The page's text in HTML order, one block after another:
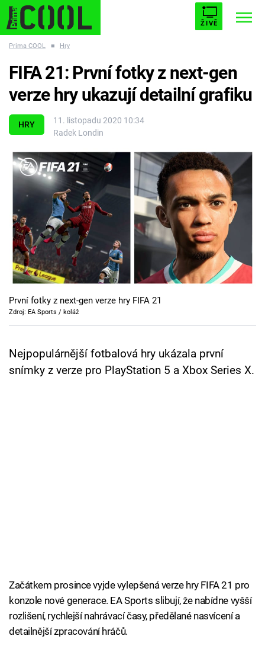
ŽIVĚ
ESCAPE PLNEJ KOTEL AVENGERS 5
Témata
Filmy
Seriály
Hry
Cool Esport
Pořady
Sledujte prima+
Prima COOL ■ Hry
HRY
11. listopadu 2020 10:34
Radek Londin
FIFA 21: První fotky z next-gen
verze hry ukazují detailní grafiku
První fotky z next-gen verze hry FIFA 21
Zdroj: EA Sports / koláž
Nejpopulárnější fotbalová hry ukázala první
snímky z verze pro PlayStation 5 a Xbox Series X.
Začátkem prosince vyjde vylepšená verze hry FIFA 21 pro
konzole nové generace. EA Sports slibují, že nabídne vyšší
rozlišení, rychlejší nahrávací časy, předělané nasvícení a
detailnější zpracování hráčů.